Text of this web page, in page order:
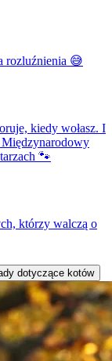
rozluźnienia 😅
kiedy wołasz. I
🐾
którzy walczą o
dotyczące kotów